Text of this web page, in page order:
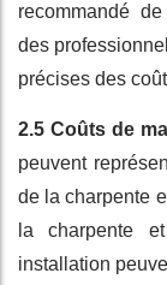
recommandé
des
précises des
2.5 Coûts de
peuvent
de la charpente
la charpente
installation